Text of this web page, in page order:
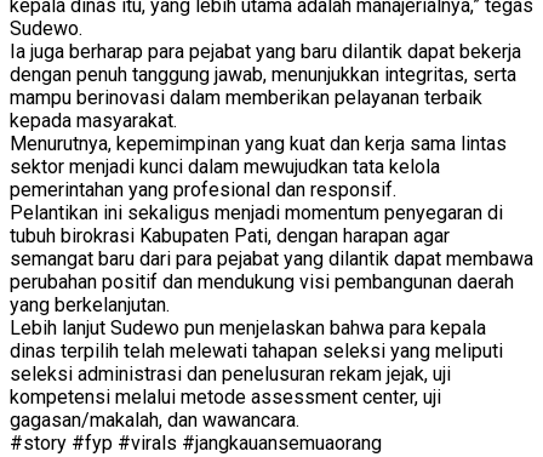
kepala dinas itu, yang lebih utama adalah manajerialnya,” tegas
Sudewo.
Ia juga berharap para pejabat yang baru dilantik dapat bekerja
dengan penuh tanggung jawab, menunjukkan integritas, serta
mampu berinovasi dalam memberikan pelayanan terbaik
kepada masyarakat.
Menurutnya, kepemimpinan yang kuat dan kerja sama lintas
sektor menjadi kunci dalam mewujudkan tata kelola
pemerintahan yang profesional dan responsif.
Pelantikan ini sekaligus menjadi momentum penyegaran di
tubuh birokrasi Kabupaten Pati, dengan harapan agar
semangat baru dari para pejabat yang dilantik dapat membawa
perubahan positif dan mendukung visi pembangunan daerah
yang berkelanjutan.
Lebih lanjut Sudewo pun menjelaskan bahwa para kepala
dinas terpilih telah melewati tahapan seleksi yang meliputi
seleksi administrasi dan penelusuran rekam jejak, uji
kompetensi melalui metode assessment center, uji
gagasan/makalah, dan wawancara.
#story #fyp #virals #jangkauansemuaorang